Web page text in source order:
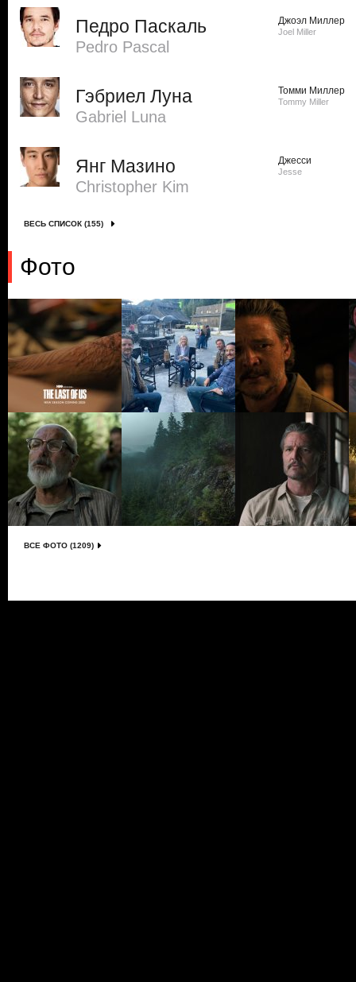
Педро Паскаль
Pedro Pascal
Джоэл Миллер
Joel Miller
Гэбриел Луна
Gabriel Luna
Томми Миллер
Tommy Miller
Янг Мазино
Christopher Kim
Джесси
Jesse
ВЕСЬ СПИСОК (155)
Фото
ВСЕ ФОТО (1209)